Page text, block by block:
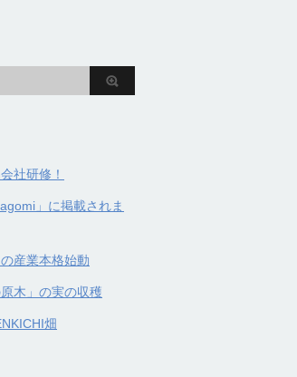
社研修！
」に掲載されま
産業本格始動
木」の実の収穫
畑